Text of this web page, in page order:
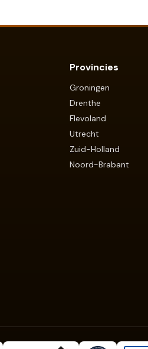
Provincies
Groningen
Drenthe
Flevoland
Utrecht
Zuid-Holland
Noord-Brabant